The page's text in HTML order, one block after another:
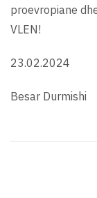
proevropiane
VLEN!
23.02.2024
Besar Durmishi